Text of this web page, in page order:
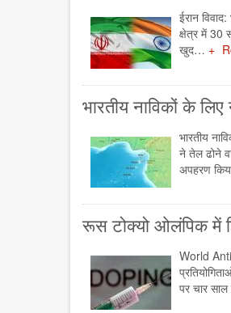
ईरान
क्षेत्र में 30
खुद…
भारतीय नाविकों के
भारतीय
ने तेल ढोने
अपहरण
रूस टोक्यो ओलंपिक में
World
पर चार